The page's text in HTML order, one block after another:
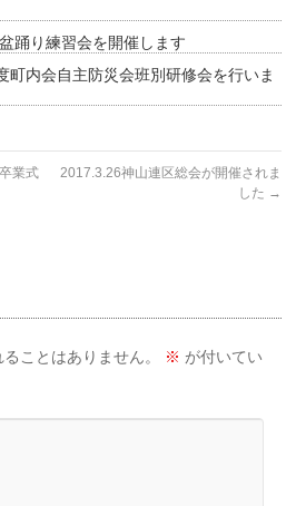
踊り練習会を開催します
町内会自主防災会班別研修会を行いま
業式
2017.3.26神山連区総会が開催されま
した →
ことはありません。 ※ が付いてい